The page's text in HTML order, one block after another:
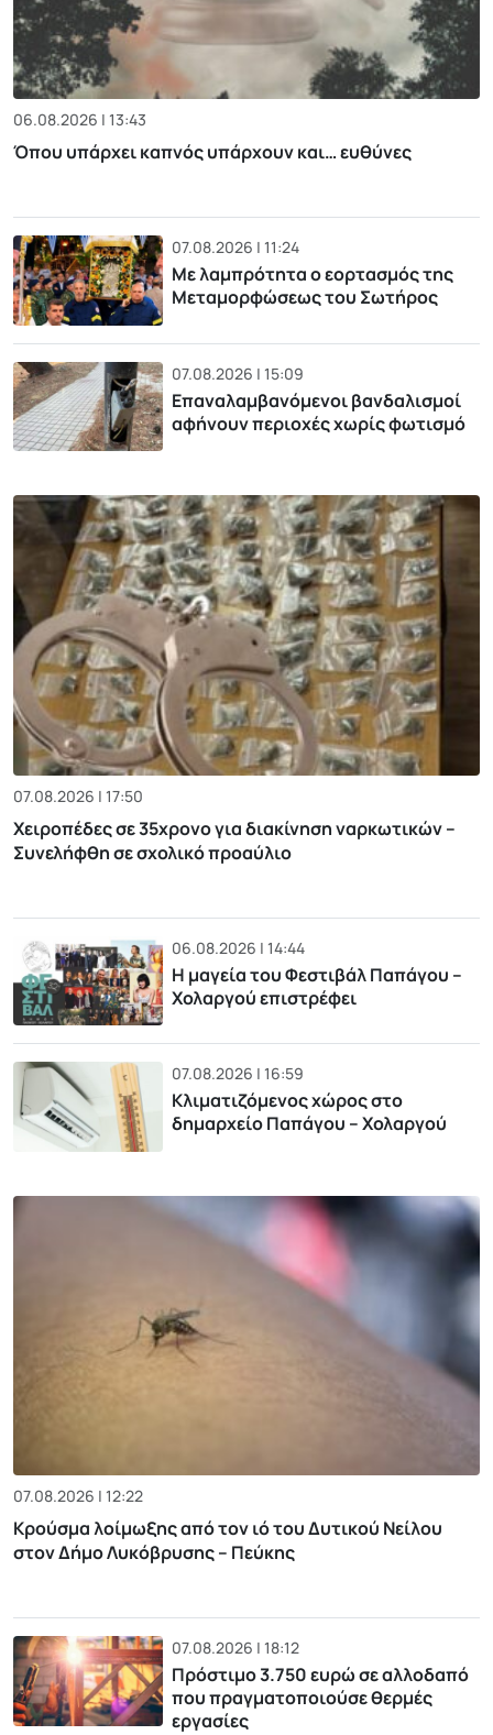
06.08.2026 | 13:43
Όπου υπάρχει καπνός υπάρχουν και… ευθύνες
07.08.2026 | 11:24
Με λαμπρότητα ο εορτασμός της
Μεταμορφώσεως του Σωτήρος
07.08.2026 | 15:09
Επαναλαμβανόμενοι βανδαλισμοί
αφήνουν περιοχές χωρίς φωτισμό
07.08.2026 | 17:50
Χειροπέδες σε 35χρονο για διακίνηση ναρκωτικών –
Συνελήφθη σε σχολικό προαύλιο
06.08.2026 | 14:44
Η μαγεία του Φεστιβάλ Παπάγου –
Χολαργού επιστρέφει
07.08.2026 | 16:59
Κλιματιζόμενος χώρος στο
δημαρχείο Παπάγου – Χολαργού
07.08.2026 | 12:22
Κρούσμα λοίμωξης από τον ιό του Δυτικού Νείλου
στον Δήμο Λυκόβρυσης – Πεύκης
07.08.2026 | 18:12
Πρόστιμο 3.750 ευρώ σε αλλοδαπό
που πραγματοποιούσε θερμές
εργασίες